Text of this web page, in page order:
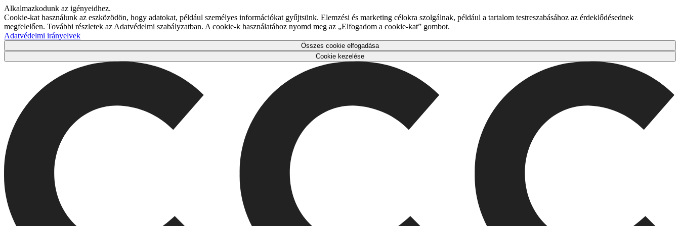
Alkalmazkodunk az igényeidhez.
Cookie-kat használunk az eszközödön, hogy adatokat, például személyes információkat gyűjtsünk. Elemzési és marketing célokra szolgálnak, például a tartalom testreszabásához az érdeklődésednek
megfelelően. További részletek az Adatvédelmi szabályzatban. A cookie-k használatához nyomd meg az „Elfogadom a cookie-kat” gombot.
Adatvédelmi irányelvek
Összes cookie elfogadása
Cookie kezelése